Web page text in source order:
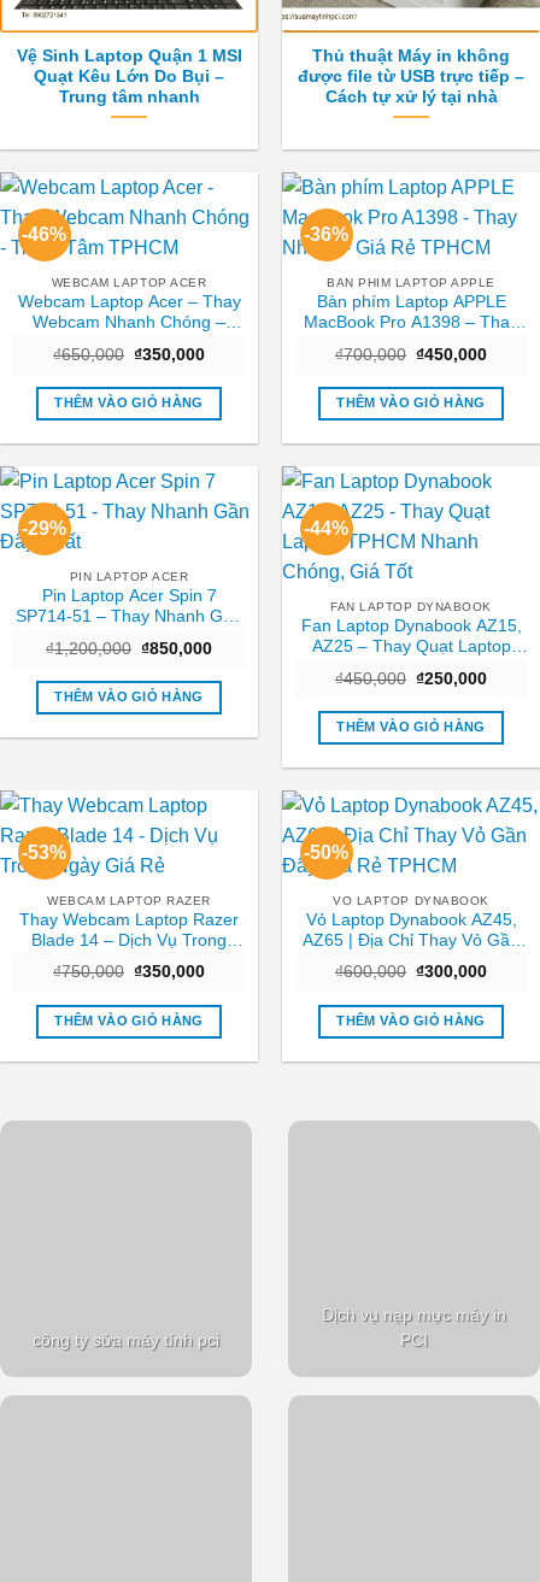
Vệ Sinh Laptop Quận 1 MSI
Quạt Kêu Lớn Do Bụi –
Trung tâm nhanh
Thủ thuật Máy in không
được file từ USB trực tiếp –
Cách tự xử lý tại nhà
-46%
WEBCAM LAPTOP ACER
Webcam Laptop Acer – Thay
Webcam Nhanh Chóng –
₫650,000 Giá
là:
₫650,000.
₫350,000Giá
tại
₫350,000.
THÊM VÀO GIỎ HÀNG
-36%
BAN PHIM LAPTOP APPLE
Bàn phím Laptop APPLE
MacBook Pro A1398 – Thay
₫700,000 Giá
là:
₫700,000.
₫450,000Giá
tại
THÊM VÀO GIỎ HÀNG
-29%
PIN LAPTOP ACER
Pin Laptop Acer Spin 7
SP714-51 – Thay Nhanh Gần
₫1,200,000 Giá
là:
₫1,200,000.
₫850,000Giá
tại
₫850,000.
THÊM VÀO GIỎ HÀNG
-44%
FAN LAPTOP DYNABOOK
Fan Laptop Dynabook AZ15,
AZ25 – Thay Quạt Laptop
Tốt
₫450,000 Giá
là:
₫450,000.
₫250,000Giá
tại
THÊM VÀO GIỎ HÀNG
-53%
WEBCAM LAPTOP RAZER
Thay Webcam Laptop Razer
Blade 14 – Dịch Vụ Trong
Ngày Giá Rẻ
₫750,000 Giá
là:
₫750,000.
₫350,000Giá
tại
₫350,000.
THÊM VÀO GIỎ HÀNG
-50%
VO LAPTOP DYNABOOK
Vỏ Laptop Dynabook AZ45,
AZ65 | Địa Chỉ Thay Vỏ Gần
Đây Giá Rẻ TPHCM
₫600,000 Giá
là:
₫600,000.
₫300,000Giá
tại
THÊM VÀO GIỎ HÀNG
công ty sửa máy tính pci
Dịch vụ nạp mực máy in
PCI